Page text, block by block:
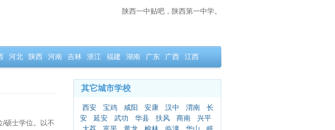
陕西一中贴吧，陕西第一中学。
河北 陕西 河南 吉林 浙江 福建 湖南 广东 广西 江西
/硕士学位。以不
其它城市学校
西安 宝鸡 咸阳 安康 汉中 渭南
长
安
延安 武功 华县 扶风 商南
兴平